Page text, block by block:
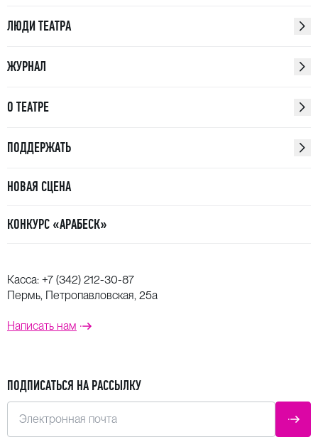
ЛЮДИ ТЕАТРА
ЖУРНАЛ
О ТЕАТРЕ
ПОДДЕРЖАТЬ
НОВАЯ СЦЕНА
КОНКУРС «АРАБЕСК»
Касса: +7 (342) 212-30-87
Пермь, Петропавловская, 25а
Написать нам
ПОДПИСАТЬСЯ НА РАССЫЛКУ
Электронная почта